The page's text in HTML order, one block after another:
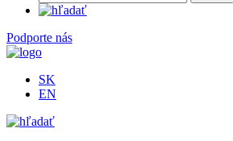
Podporte nás
SK
EN